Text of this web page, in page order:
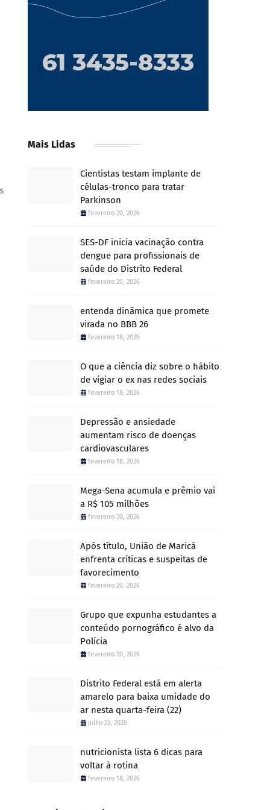
Mais Lidas
Cientistas testam implante de
células-tronco para tratar
Parkinson
fevereiro 20, 2026
SES-DF inicia vacinação contra
dengue para profissionais de
saúde do Distrito Federal
fevereiro 20, 2026
entenda dinâmica que promete
virada no BBB 26
fevereiro 18, 2026
O que a ciência diz sobre o hábito
de vigiar o ex nas redes sociais
fevereiro 18, 2026
Depressão e ansiedade
aumentam risco de doenças
cardiovasculares
fevereiro 18, 2026
Mega-Sena acumula e prêmio vai
a R$ 105 milhões
fevereiro 20, 2026
Após título, União de Maricá
enfrenta críticas e suspeitas de
favorecimento
fevereiro 20, 2026
Grupo que expunha estudantes a
conteúdo pornográfico é alvo da
Polícia
fevereiro 20, 2026
Distrito Federal está em alerta
amarelo para baixa umidade do
ar nesta quarta-feira (22)
julho 23, 2026
nutricionista lista 6 dicas para
voltar à rotina
fevereiro 18, 2026